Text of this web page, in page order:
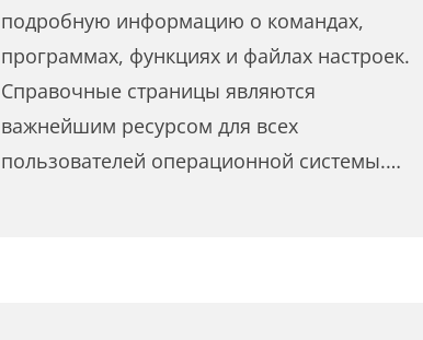
подробную информацию о командах,
программах, функциях и файлах настроек.
Справочные страницы являются
важнейшим ресурсом для всех
пользователей операционной системы.…